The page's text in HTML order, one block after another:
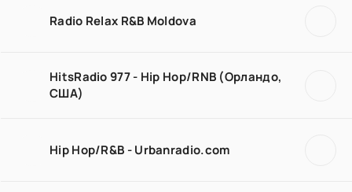
Radio Relax R&B Moldova
HitsRadio 977 - Hip Hop/RNB (Орландо,
США)
Hip Hop/R&B - Urbanradio.com